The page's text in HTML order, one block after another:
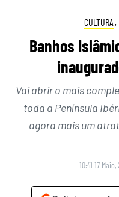
CULTURA ,
Banhos
Vai abrir o mais
toda a Península
agora mais um
10:41 17